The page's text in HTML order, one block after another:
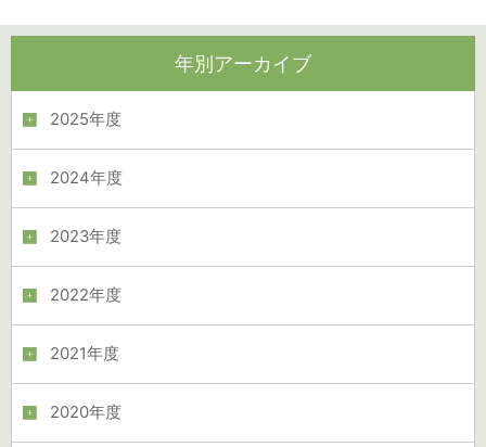
年別アーカイブ
2025年度
2024年度
2023年度
2022年度
2021年度
2020年度